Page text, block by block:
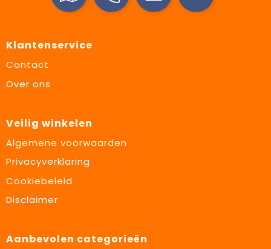
Klantenservice
Contact
Over ons
Veilig winkelen
Algemene voorwaarden
Privacyverklaring
Cookiebeleid
Disclaimer
Aanbevolen categorieën